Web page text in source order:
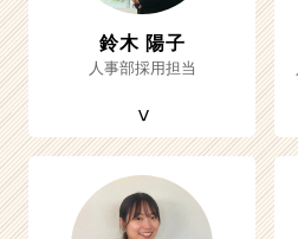
鈴木 陽子
人事部採用担当